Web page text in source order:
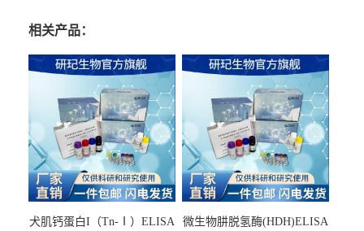
相关产品：
犬肌钙蛋白I（Tn-Ⅰ）ELISA
微生物肼脱氢酶(HDH)ELISA